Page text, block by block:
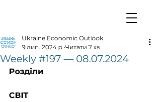
Weekly #197 — 08.07.2024
Ukraine Economic Outlook
9 лип. 2024 р. Читати 7 хв
Розділи
СВІТ